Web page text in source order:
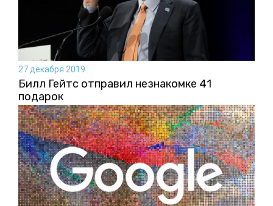
27 декабря 2019
Билл Гейтс отправил незнакомке 41
подарок